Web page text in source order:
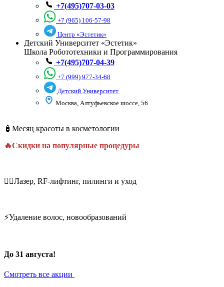
+7(495)707-03-03
+7 (965) 106-57-98
Центр «Эстетик»
Детский Университет «Эстетик»
Школа Робототехники и Программирования
+7(495)707-04-39
+7 (999) 977-34-68
Детский Университет
Москва, Алтуфьевское шоссе, 56
🧴Месяц красоты в косметологии
🔥Скидки на популярные процедуры
💆‍♀️Лазер, RF-лифтинг, пилинги и уход
⚡Удаление волос, новообразований
До 31 августа!
Смотреть все акции